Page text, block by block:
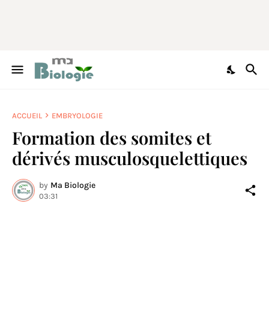
ACCUEIL EMBRYOLOGIE
Formation des somites et
dérivés musculosquelettiques
by Ma Biologie
03:31